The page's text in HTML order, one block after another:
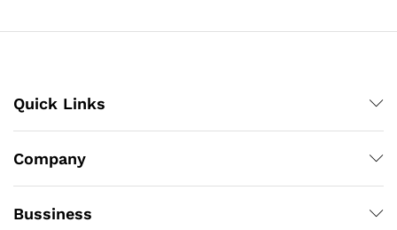
Quick Links
Company
Bussiness